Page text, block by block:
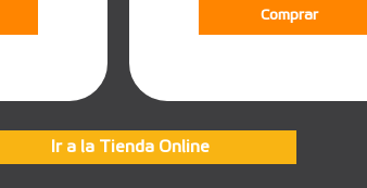
Comprar
Ir a la Tienda Online